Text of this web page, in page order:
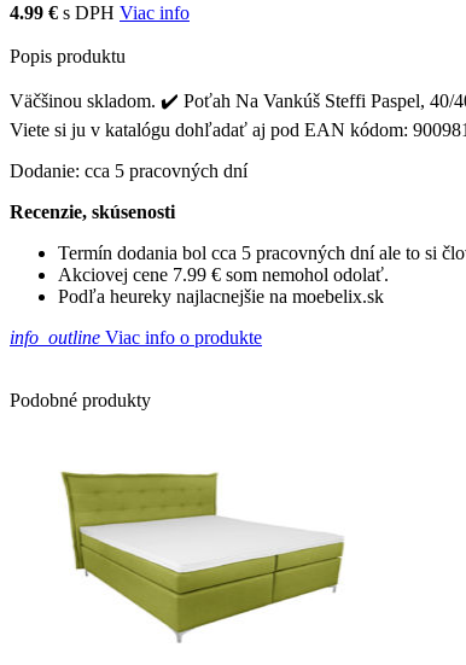
4.99 € s DPH Viac info
Popis produktu
Väčšinou skladom. ✔️ Poťah Na Vankúš Steffi Paspel, 40/
Viete si ju v katalógu dohľadať aj pod EAN kódom:
Dodanie: cca 5 pracovných dní
Recenzie, skúsenosti
Termín dodania bol cca 5 pracovných dní ale to si
Akciovej cene 7.99 € som nemohol odolať.
Podľa heureky najlacnejšie na moebelix.sk
info_outline Viac info o produkte
Podobné produkty